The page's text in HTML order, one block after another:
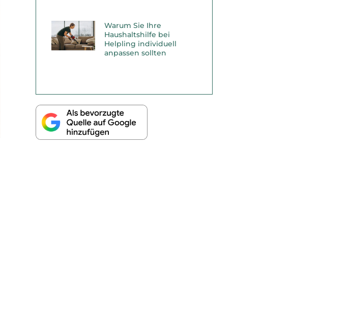
Warum Sie Ihre
Haushaltshilfe bei
Helpling individuell
anpassen sollten